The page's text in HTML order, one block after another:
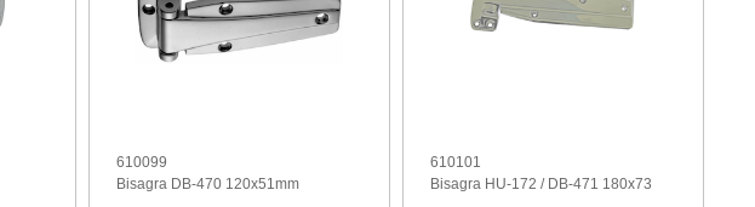
610099
Bisagra DB-470 120x51mm
610101
Bisagra HU-172 / DB-471 180x73